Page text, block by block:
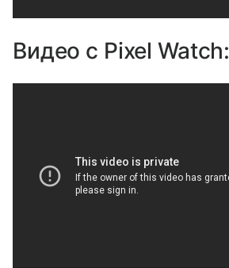
Видео с Pixel Watch: